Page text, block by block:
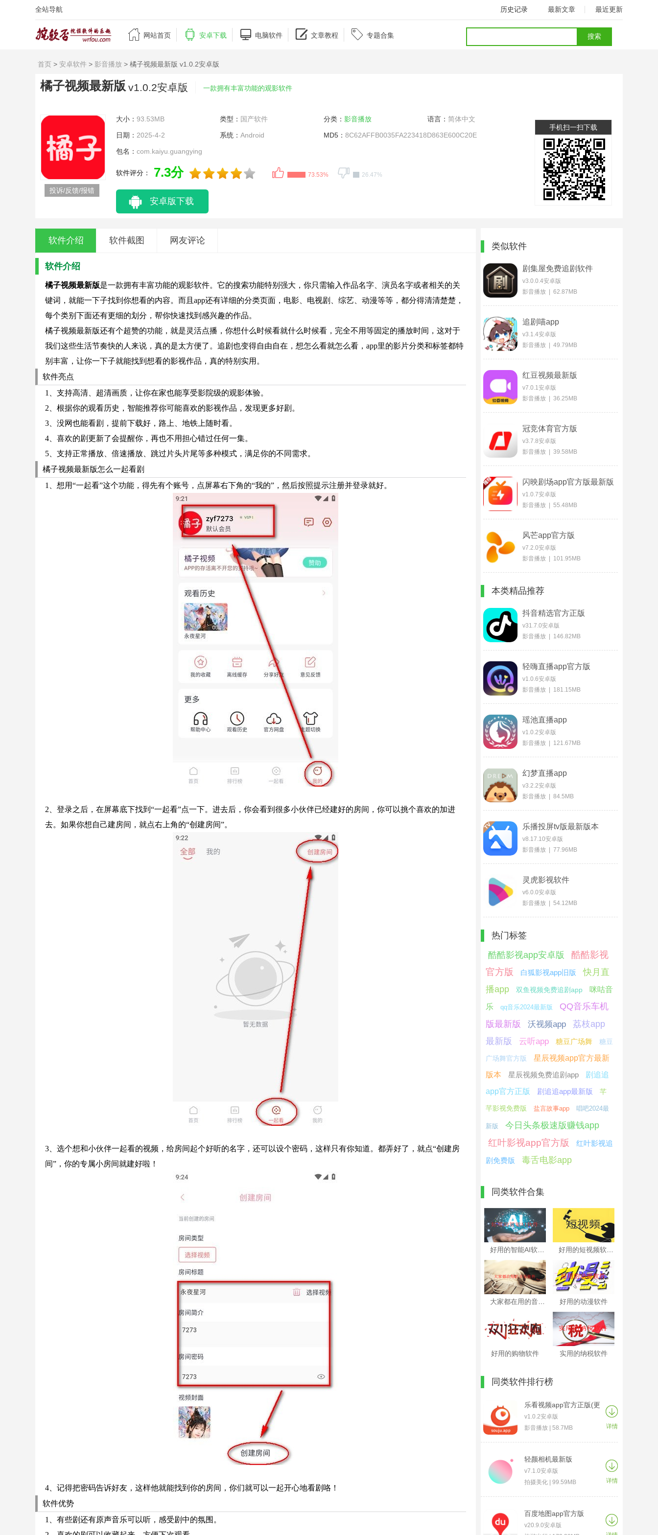
全站导航 历史记录 最新文章 最近更新
 网站首页  安卓下载  电脑软件  文章教程  专题合集
首页 > 安卓软件 > 影音播放 > 橘子视频最新版 v1.0.2安卓版
橘子视频最新版 v1.0.2安卓版 一款拥有丰富功能的观影软件
投诉/反馈/报错
大小： 93.53MB 类型： 国产软件 分类： 影音播放 语言： 简体中文
日期： 2025-4-2 系统： Android MD5： 8C62AFFB0035FA223418D863E600C20E
包名： com.kaiyu.guangying
软件评分： 7.3分 73.53% 26.47%
安卓版下载
手机扫一扫下载
软件介绍 软件截图 网友评论
软件介绍
橘子视频最新版是一款拥有丰富功能的观影软件。它的搜索功能特别强大，你只需输入作品名字、演员名字或者相关的关
键词，就能一下子找到你想看的内容。而且app还有详细的分类页面，电影、电视剧、综艺、动漫等等，都分得清清楚楚，
每个类别下面还有更细的划分，帮你快速找到感兴趣的作品。
橘子视频最新版还有个超赞的功能，就是灵活点播，你想什么时候看就什么时候看，完全不用等固定的播放时间，这对于
我们这些生活节奏快的人来说，真的是太方便了。追剧也变得自由自在，想怎么看就怎么看，app里的影片分类和标签都特
别丰富，让你一下子就能找到想看的影视作品，真的特别实用。
软件亮点
1、支持高清、超清画质，让你在家也能享受影院级的观影体验。
2、根据你的观看历史，智能推荐你可能喜欢的影视作品，发现更多好剧。
3、没网也能看剧，提前下载好，路上、地铁上随时看。
4、喜欢的剧更新了会提醒你，再也不用担心错过任何一集。
5、支持正常播放、倍速播放、跳过片头片尾等多种模式，满足你的不同需求。
橘子视频最新版怎么一起看剧
1、想用“一起看”这个功能，得先有个账号，点屏幕右下角的“我的”，然后按照提示注册并登录就好。
2、登录之后，在屏幕底下找到“一起看”点一下。进去后，你会看到很多小伙伴已经建好的房间，你可以挑个喜欢的加进
去。如果你想自己建房间，就点右上角的“创建房间”。
3、选个想和小伙伴一起看的视频，给房间起个好听的名字，还可以设个密码，这样只有你知道。都弄好了，就点“创建房
间”，你的专属小房间就建好啦！
4、记得把密码告诉好友，这样他就能找到你的房间，你们就可以一起开心地看剧咯！
软件优势
1、有些剧还有原声音乐可以听，感受剧中的氛围。
类似软件
剧集屋免费追剧软件
v3.0.0.4安卓版
影音播放 | 62.87MB
追剧喵app
v3.1.4安卓版
影音播放 | 49.79MB
红豆视频最新版
v7.0.1安卓版
影音播放 | 36.25MB
冠竞体育官方版
v3.7.8安卓版
影音播放 | 39.58MB
闪映剧场app官方版最新版
v1.0.7安卓版
影音播放 | 55.48MB
风芒app官方版
v7.2.0安卓版
影音播放 | 101.95MB
本类精品推荐
抖音精选官方正版
v31.7.0安卓版
影音播放 | 146.82MB
轻嗨直播app官方版
v1.0.6安卓版
影音播放 | 181.15MB
瑶池直播app
v1.0.2安卓版
影音播放 | 121.67MB
幻梦直播app
v3.2.2安卓版
影音播放 | 84.5MB
乐播投屏tv版最新版本
v8.17.10安卓版
影音播放 | 77.96MB
灵虎影视软件
v6.0.0安卓版
影音播放 | 54.12MB
热门标签
酷酷影视app安卓版
酷酷影视
官方版
白狐影视app旧版
快月直
播app
双鱼视频免费追剧app 咪咕音
乐 qq音乐2024最新版
QQ音乐车机
版最新版
沃视频app
荔枝app
最新版
云听app 糖豆广场舞 糖豆
广场舞官方版
星辰视频app官方最新
版本
星辰视频免费追剧app
剧追追
app官方正版
剧追追app最新版 芊
芊影视免费版 盐言故事app 唱吧2024最
新版 今日头条极速版赚钱app
红叶影视app官方版 红叶影视追
剧免费版 毒舌电影app
同类软件合集
好用的动漫软件
好用的购物软件 实用的纳税软件
同类软件排行榜
乐看视频app官方正版(更
名为搜剧)
v1.0.2安卓版
影音播放 | 58.7MB
详情
轻颜相机最新版
v7.1.0安卓版
拍摄美化 | 99.59MB
详情
百度地图app官方版
v20.9.0安卓版